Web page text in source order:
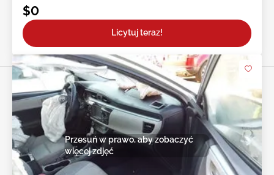
$0
Licytuj teraz!
Przesuń w prawo, aby zobaczyć
więcej zdjęć